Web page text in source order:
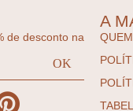
de desconto na
A